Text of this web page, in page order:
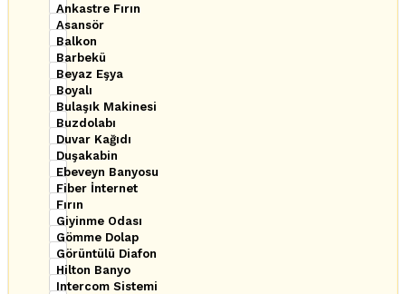
Ankastre Fırın
Asansör
Balkon
Barbekü
Beyaz Eşya
Boyalı
Bulaşık Makinesi
Buzdolabı
Duvar Kağıdı
Duşakabin
Ebeveyn Banyosu
Fiber İnternet
Fırın
Giyinme Odası
Gömme Dolap
Görüntülü Diafon
Hilton Banyo
Intercom Sistemi